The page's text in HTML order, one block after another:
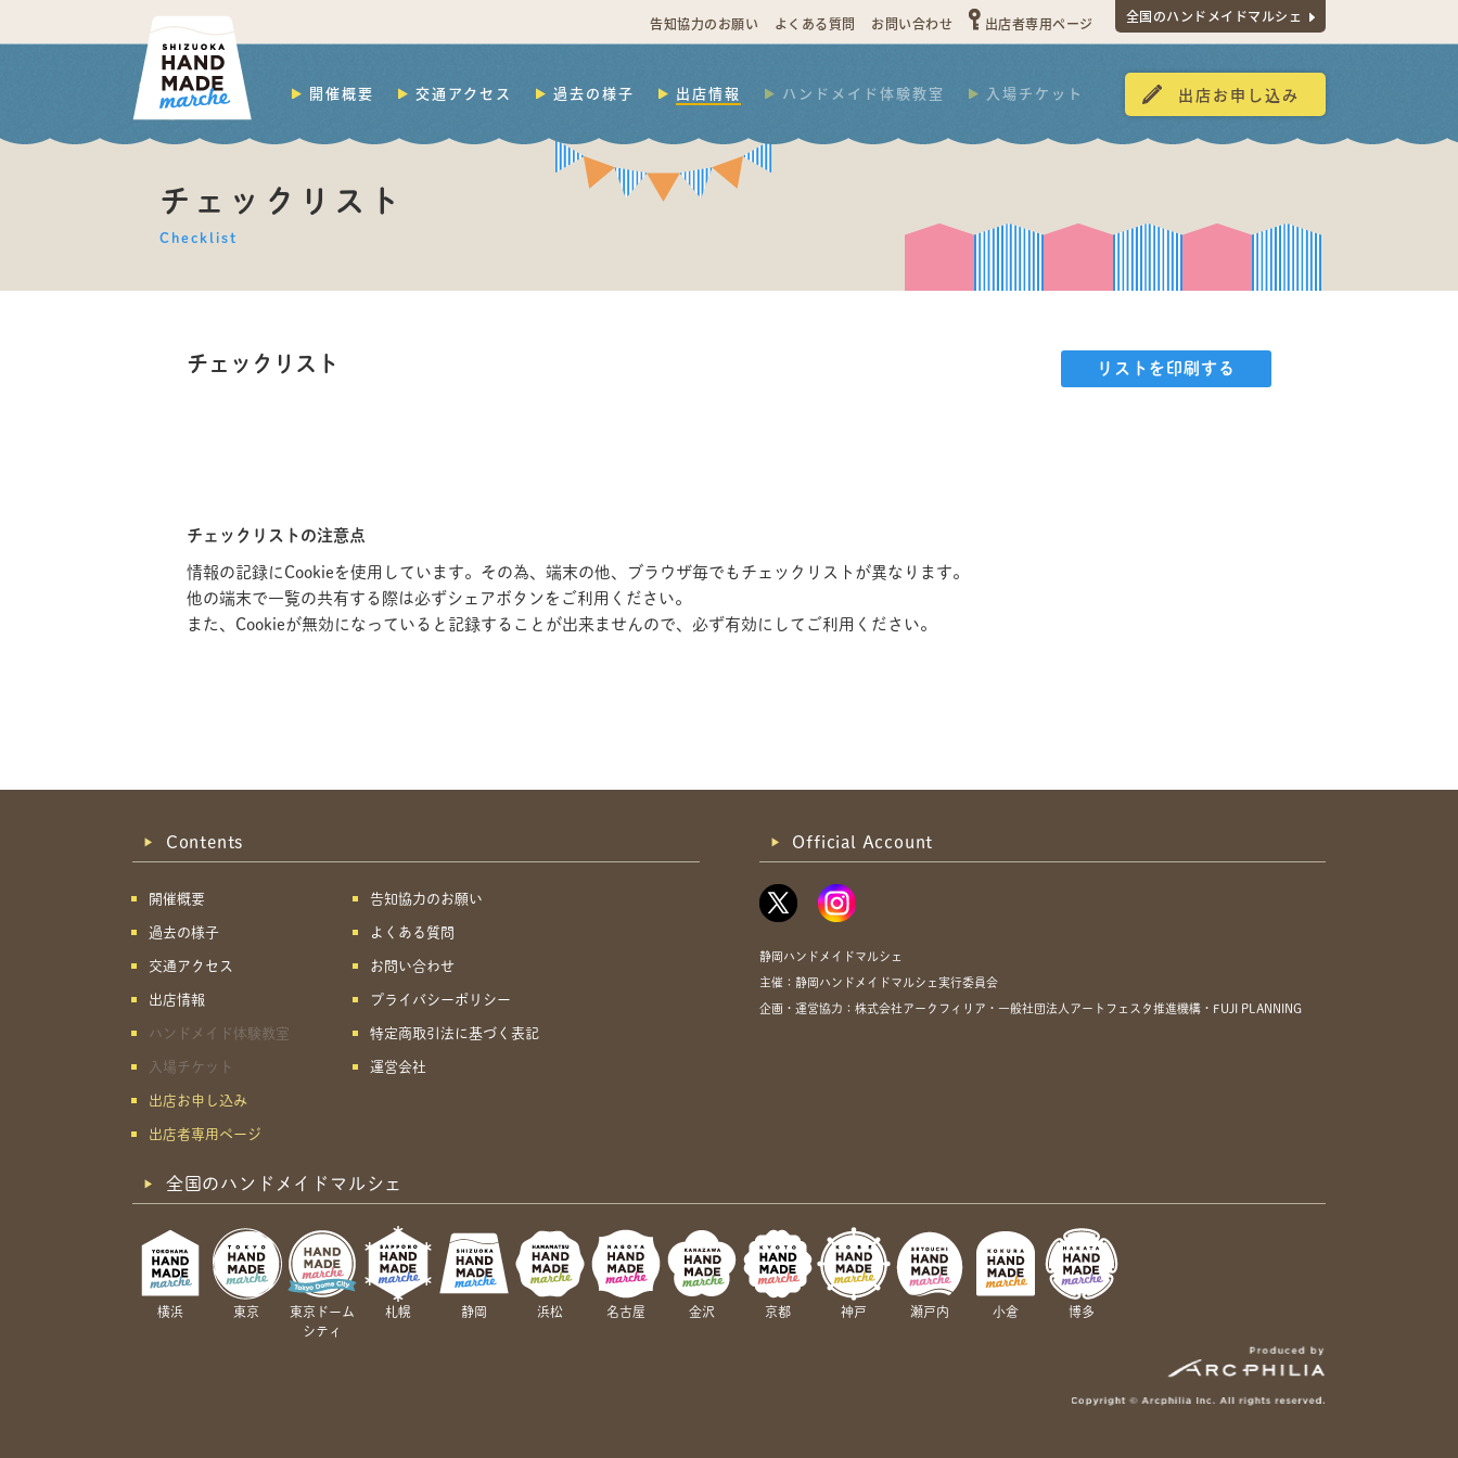
告知協力のお願い よくある質問 お問い合わせ 出店者専用ページ 全国のハンドメイドマルシェ
開催概要 交通アクセス 過去の様子 出店情報 ハンドメイド体験教室 入場チケット 出店お申し込み
チェックリスト
Checklist
チェックリスト リストを印刷する
チェックリストの注意点
情報の記録にCookieを使用しています。その為、端末の他、ブラウザ毎でもチェックリストが異なります。
他の端末で一覧の共有する際は必ずシェアボタンをご利用ください。
また、Cookieが無効になっていると記録することが出来ませんので、必ず有効にしてご利用ください。
Contents
開催概要
過去の様子
交通アクセス
出店情報
ハンドメイド体験教室
入場チケット
出店お申し込み
出店者専用ページ
告知協力のお願い
よくある質問
お問い合わせ
プライバシーポリシー
特定商取引法に基づく表記
運営会社
Official Account
静岡ハンドメイドマルシェ
主催：静岡ハンドメイドマルシェ実行委員会
企画・運営協力：株式会社アークフィリア・一般社団法人アートフェスタ推進機構・FUJI PLANNING
全国のハンドメイドマルシェ
横浜 東京
東京ドーム
シティ
札幌 静岡 浜松 名古屋 金沢 京都 神戸 瀬戸内 小倉 博多